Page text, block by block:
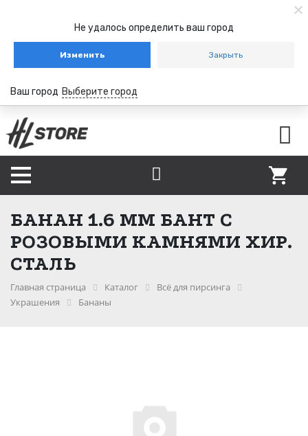
Не удалось определить ваш город
Изменить Закрыть
Ваш город Выберите город
БАНАН 1.6 ММ БАНТ С
РОЗОВЫМИ КАМНЯМИ ХИР.
СТАЛЬ
Главная страница Каталог
Всё для пирсинга
Украшения
Бананы